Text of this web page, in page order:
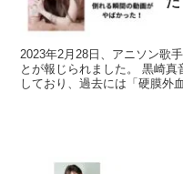
2023年2月28日、アニソン歌
とが報じられました。 黒崎
しており、過去には「硬膜外